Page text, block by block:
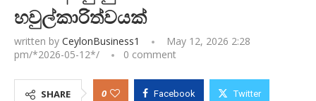
හවුල්කාරිත්වයක්
written by CeylonBusiness1
May 12, 2026 2:28
pm/*2026-05-12*/ 0 comment
SHARE 0 Facebook Twitter